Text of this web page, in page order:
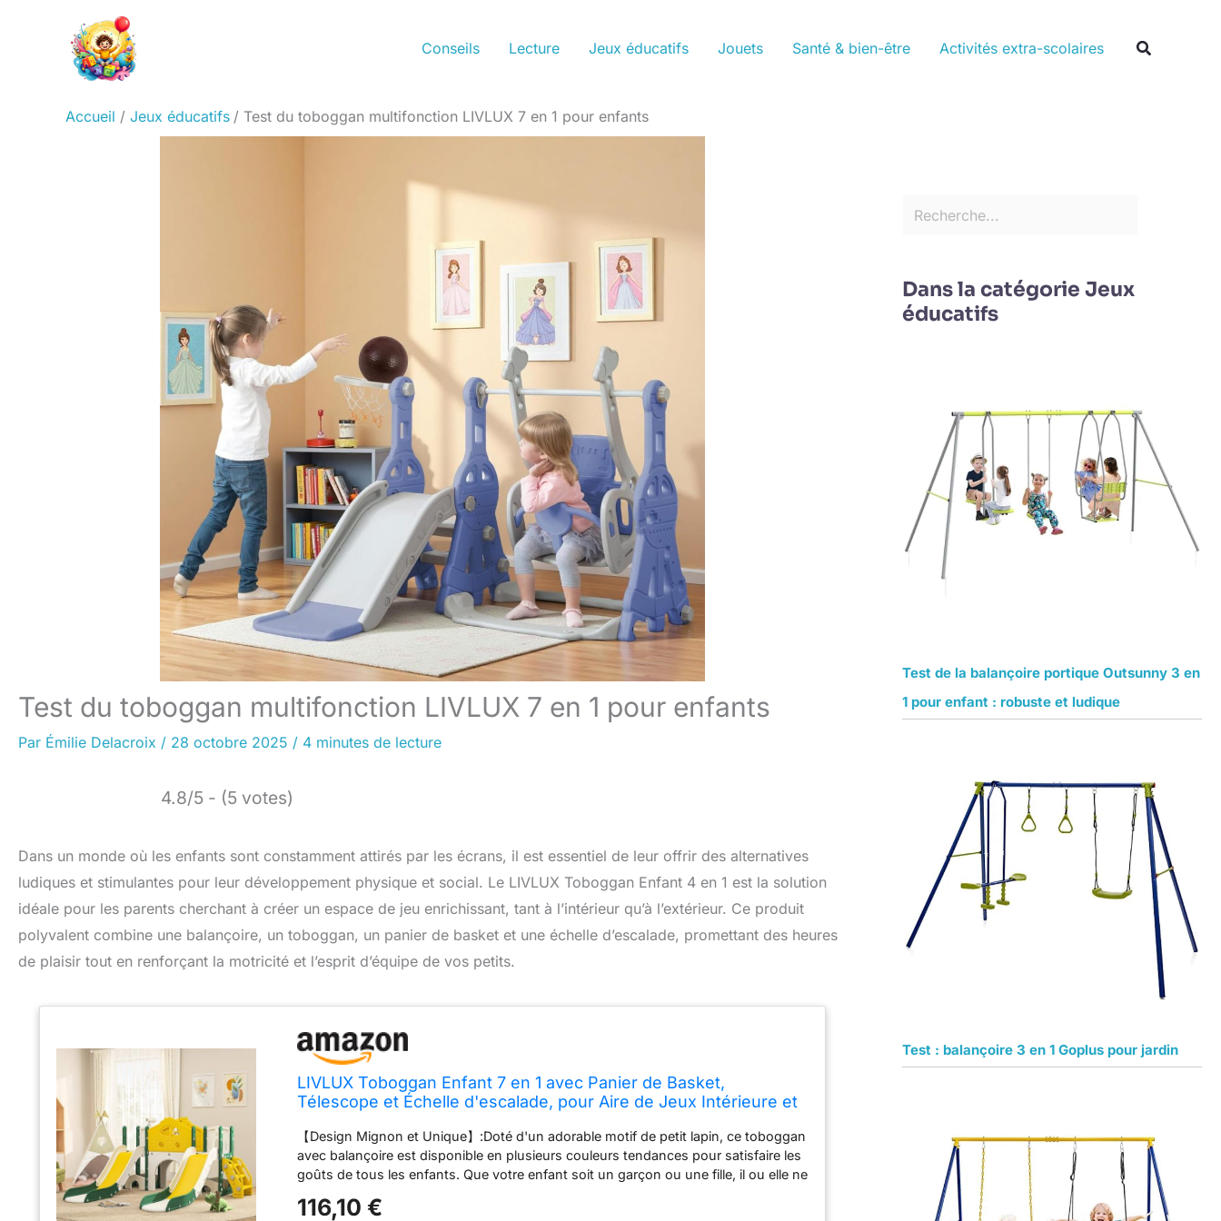
Conseils Lecture Jeux éducatifs Jouets Santé & bien-être Activités extra-scolaires
Accueil Jeux éducatifs Test du toboggan multifonction LIVLUX 7 en 1 pour enfants
Test du toboggan multifonction LIVLUX 7 en 1 pour enfants
Par Émilie Delacroix / 28 octobre 2025 / 4 minutes de lecture
4.8/5 - (5 votes)
Dans un monde où les enfants sont constamment attirés par les écrans, il est essentiel de leur offrir des alternatives
ludiques et stimulantes pour leur développement physique et social. Le LIVLUX Toboggan Enfant 4 en 1 est la solution
idéale pour les parents cherchant à créer un espace de jeu enrichissant, tant à l’intérieur qu’à l’extérieur. Ce produit
polyvalent combine une balançoire, un toboggan, un panier de basket et une échelle d’escalade, promettant des heures
de plaisir tout en renforçant la motricité et l’esprit d’équipe de vos petits.
LIVLUX Toboggan Enfant 7 en 1 avec Panier de Basket,
Télescope et Échelle d'escalade, pour Aire de Jeux Intérieure et
【Design Mignon et Unique】:Doté d'un adorable motif de petit lapin, ce toboggan
avec balançoire est disponible en plusieurs couleurs tendances pour satisfaire les
goûts de tous les enfants. Que votre enfant soit un garçon ou une fille, il ou elle ne
de jeu, mais aussi une décoration charmante pour la chambre d'enfant, ajoutant
116,10 €
Dans la catégorie Jeux
éducatifs
Test de la balançoire portique Outsunny 3 en
1 pour enfant : robuste et ludique
Test : balançoire 3 en 1 Goplus pour jardin